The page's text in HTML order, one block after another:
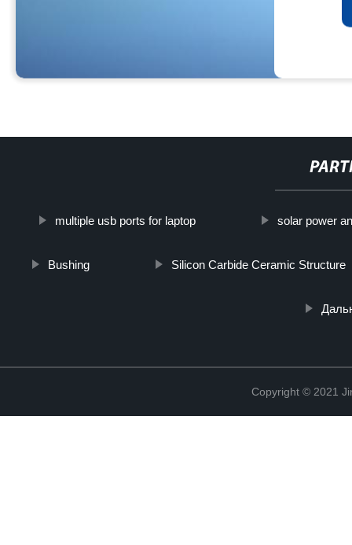
multiple usb ports for laptop solar power
Bushing Silicon Carbide Ceramic Structure
Copyright © 2021